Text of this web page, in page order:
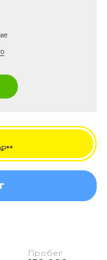
Пробег